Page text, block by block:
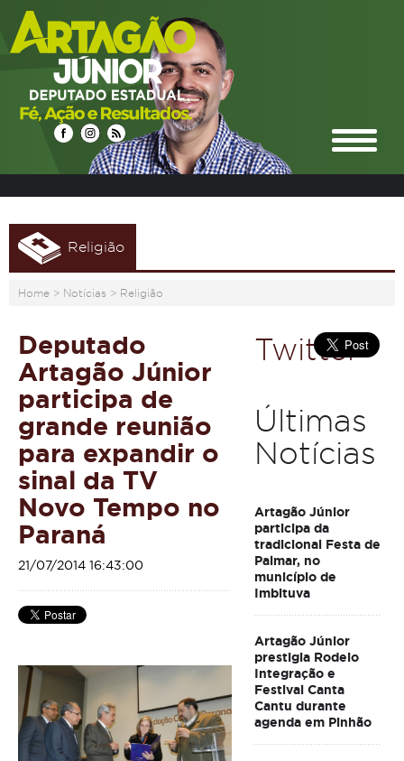
Religião
Home > Notícias > Religião
Deputado
Artagão Júnior
participa de
grande reunião
para expandir o
sinal da TV
Novo Tempo no
Paraná
21/07/2014 16:43:00
Twitter
Últimas
Notícias
Artagão Júnior
participa da
tradicional Festa de
Palmar, no
município de
Imbituva
Artagão Júnior
prestigia Rodeio
Integração e
Festival Canta
Cantu durante
agenda em Pinhão